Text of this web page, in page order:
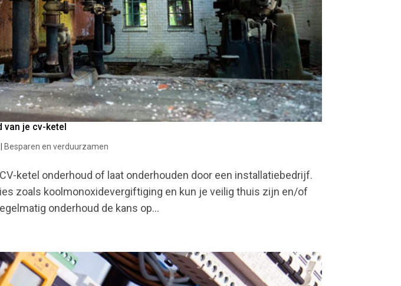
van je cv-ketel
Besparen en verduurzamen
ketel onderhoud of laat onderhouden door een installatiebedrijf.
zoals koolmonoxidevergiftiging en kun je veilig thuis zijn en/of
onderhoud de kans op...